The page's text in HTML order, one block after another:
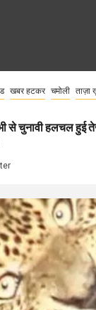
खबर हटकर चमोली ताज़ा
से चुनावी हलचल हुई